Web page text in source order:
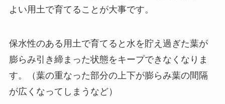
よい用土で育てることが大事です。
保水性のある用土で育てると水を貯え過ぎた葉が
膨らみ引き締まった状態をキープできなくなりま
す。（葉の重なった部分の上下が膨らみ葉の間隔
が広くなってしまうなど）